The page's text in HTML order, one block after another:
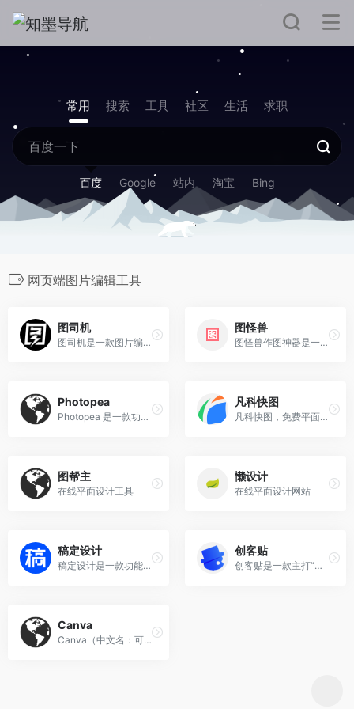
常用 搜索 工具 社区 生活 求职
百度 Google 站内 淘宝 Bing
网页端图片编辑工具
图司机
图司机是一款图片编辑器网站
图怪兽
图怪兽作图神器是一个在线编辑服务平台，图怪兽为用户提供图片模板，用户可通过替换修改文字来完成图片设计。
Photopea
Photopea‌ 是一款功能强大的‌免费在线图像编辑工具‌，被誉为“浏览器里的 Photoshop”，无需安装、打开即用，支持中文界面，能直接处理 PSD、AI、Sketch 等专业设计文件，是设计师、学生和临时修图用户的理想选择 。
凡科快图
凡科快图，免费平面设计软件，海量精美图片模板素材，免下载，立即使用，3步在线处理图片，会打字会作图，不用ps，1分钟在线制作文字图片，拖拽操作，简单好用的图片编辑工具。
图帮主
在线平面设计工具
懒设计
在线平面设计网站
稿定设计
稿定设计‌是一款功能全面、操作便捷的‌在线视觉设计平台‌，主打“‌零门槛、高效率、多场景‌”设计体验，广泛服务于电商运营、自媒体创作者、企业宣传及个人用户，帮助非专业用户也能快速制作出高质量的海报、PPT、视频、H5页面等视觉内容 。
创客贴
创客贴‌是一款主打“‌零门槛、高效率、全场景‌”的在线设计工具，尤其适合‌非设计专业用户‌（如运营、行政、教师、个体商户等）快速完成海报、PPT、宣传单、易拉宝等百余种设计任务，实现“会打字就能做设计” 。
Canva
Canva‌（中文名：可画）是一款全球领先的‌零门槛在线视觉设计平台‌，无论你是设计小白还是专业创作者，都能通过它快速制作出高质量的海报、PPT、简历、社交媒体配图等各类视觉内容 。